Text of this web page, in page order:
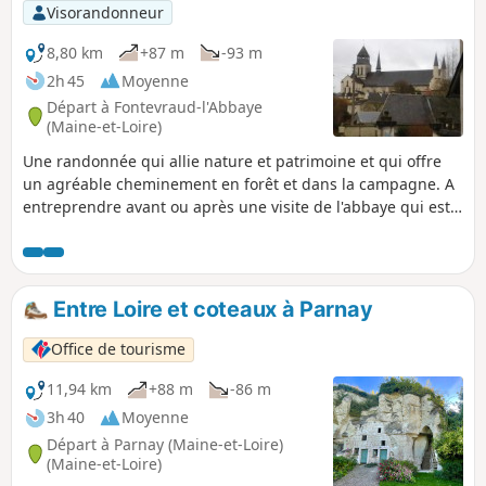
Visorandonneur
8,80 km
+87 m
-93 m
2h 45
Moyenne
Départ à Fontevraud-l'Abbaye
(Maine-et-Loire)
Une randonnée qui allie nature et patrimoine et qui offre
un agréable cheminement en forêt et dans la campagne. A
entreprendre avant ou après une visite de l'abbaye qui est
Entre Loire et coteaux à Parnay
Office de tourisme
11,94 km
+88 m
-86 m
3h 40
Moyenne
Départ à Parnay (Maine-et-Loire)
(Maine-et-Loire)